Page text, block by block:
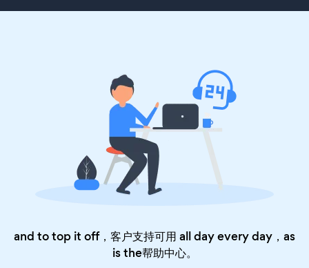
and to top it off，客户支持可用 all day every day，as
is the帮助中心。